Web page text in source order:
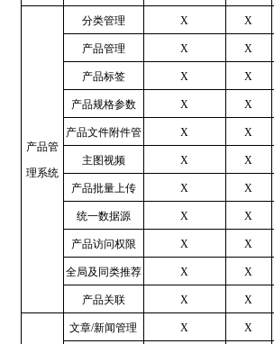
产品管
理系统
分类管理 X X
产品管理 X X
产品标签 X X
产品规格参数 X X
产品文件附件管 X X
主图视频 X X
产品批量上传 X X
统一数据源 X X
产品访问权限 X X
全局及同类推荐 X X
产品关联 X X
文章/新闻管理 X X